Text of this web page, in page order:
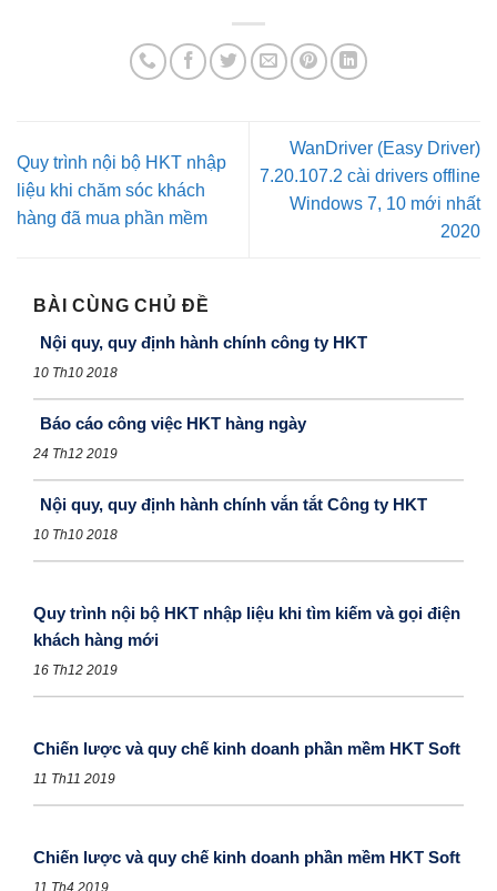
Quy trình nội bộ HKT nhập
liệu khi chăm sóc khách
hàng đã mua phần mềm
WanDriver (Easy Driver)
7.20.107.2 cài drivers offline
Windows 7, 10 mới nhất
2020
BÀI CÙNG CHỦ ĐỀ
Nội quy, quy định hành chính công ty HKT
10 Th10 2018
Báo cáo công việc HKT hàng ngày
24 Th12 2019
Nội quy, quy định hành chính vắn tắt Công ty HKT
10 Th10 2018
Quy trình nội bộ HKT nhập liệu khi tìm kiếm và gọi điện
khách hàng mới
16 Th12 2019
Chiến lược và quy chế kinh doanh phần mềm HKT Soft
11 Th11 2019
Chiến lược và quy chế kinh doanh phần mềm HKT Soft